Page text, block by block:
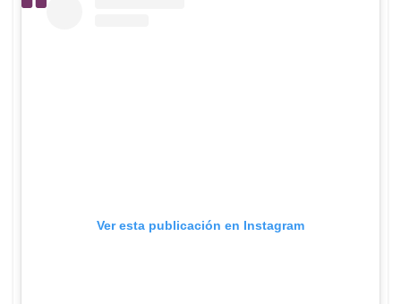
Ver esta publicación en Instagram